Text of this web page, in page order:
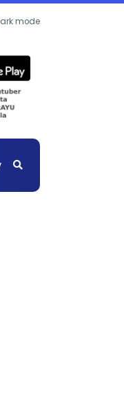
mode